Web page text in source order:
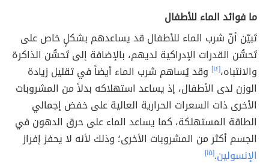
ما فوائد الماء للأطفال
تَبيّن أنّ شرب الماء للأطفال قد يساعدهم بشكلٍ خاص على
تَحسُّن القدرات الإدراكية لديهم، بالإضافة إلى تَحسُّن الذاكرة
والانتباه،[١٤]
وقد يُساهم شرب الماء أيضاً في تقليل زيادة
الوزن لدى الأطفال، إذ يساعد استهلاكه بدلاً من المشروبات
الأخرى ذات السعرات الحرارية العالية على خفض إجمالي
الطاقة المستهلكة، كما يساعد الماء على حرق الدهون في
الجسم أكثر من المشروبات الأخرى؛ وذلك لأنه لا يحفز إفراز
الإنسولين.[١٥]